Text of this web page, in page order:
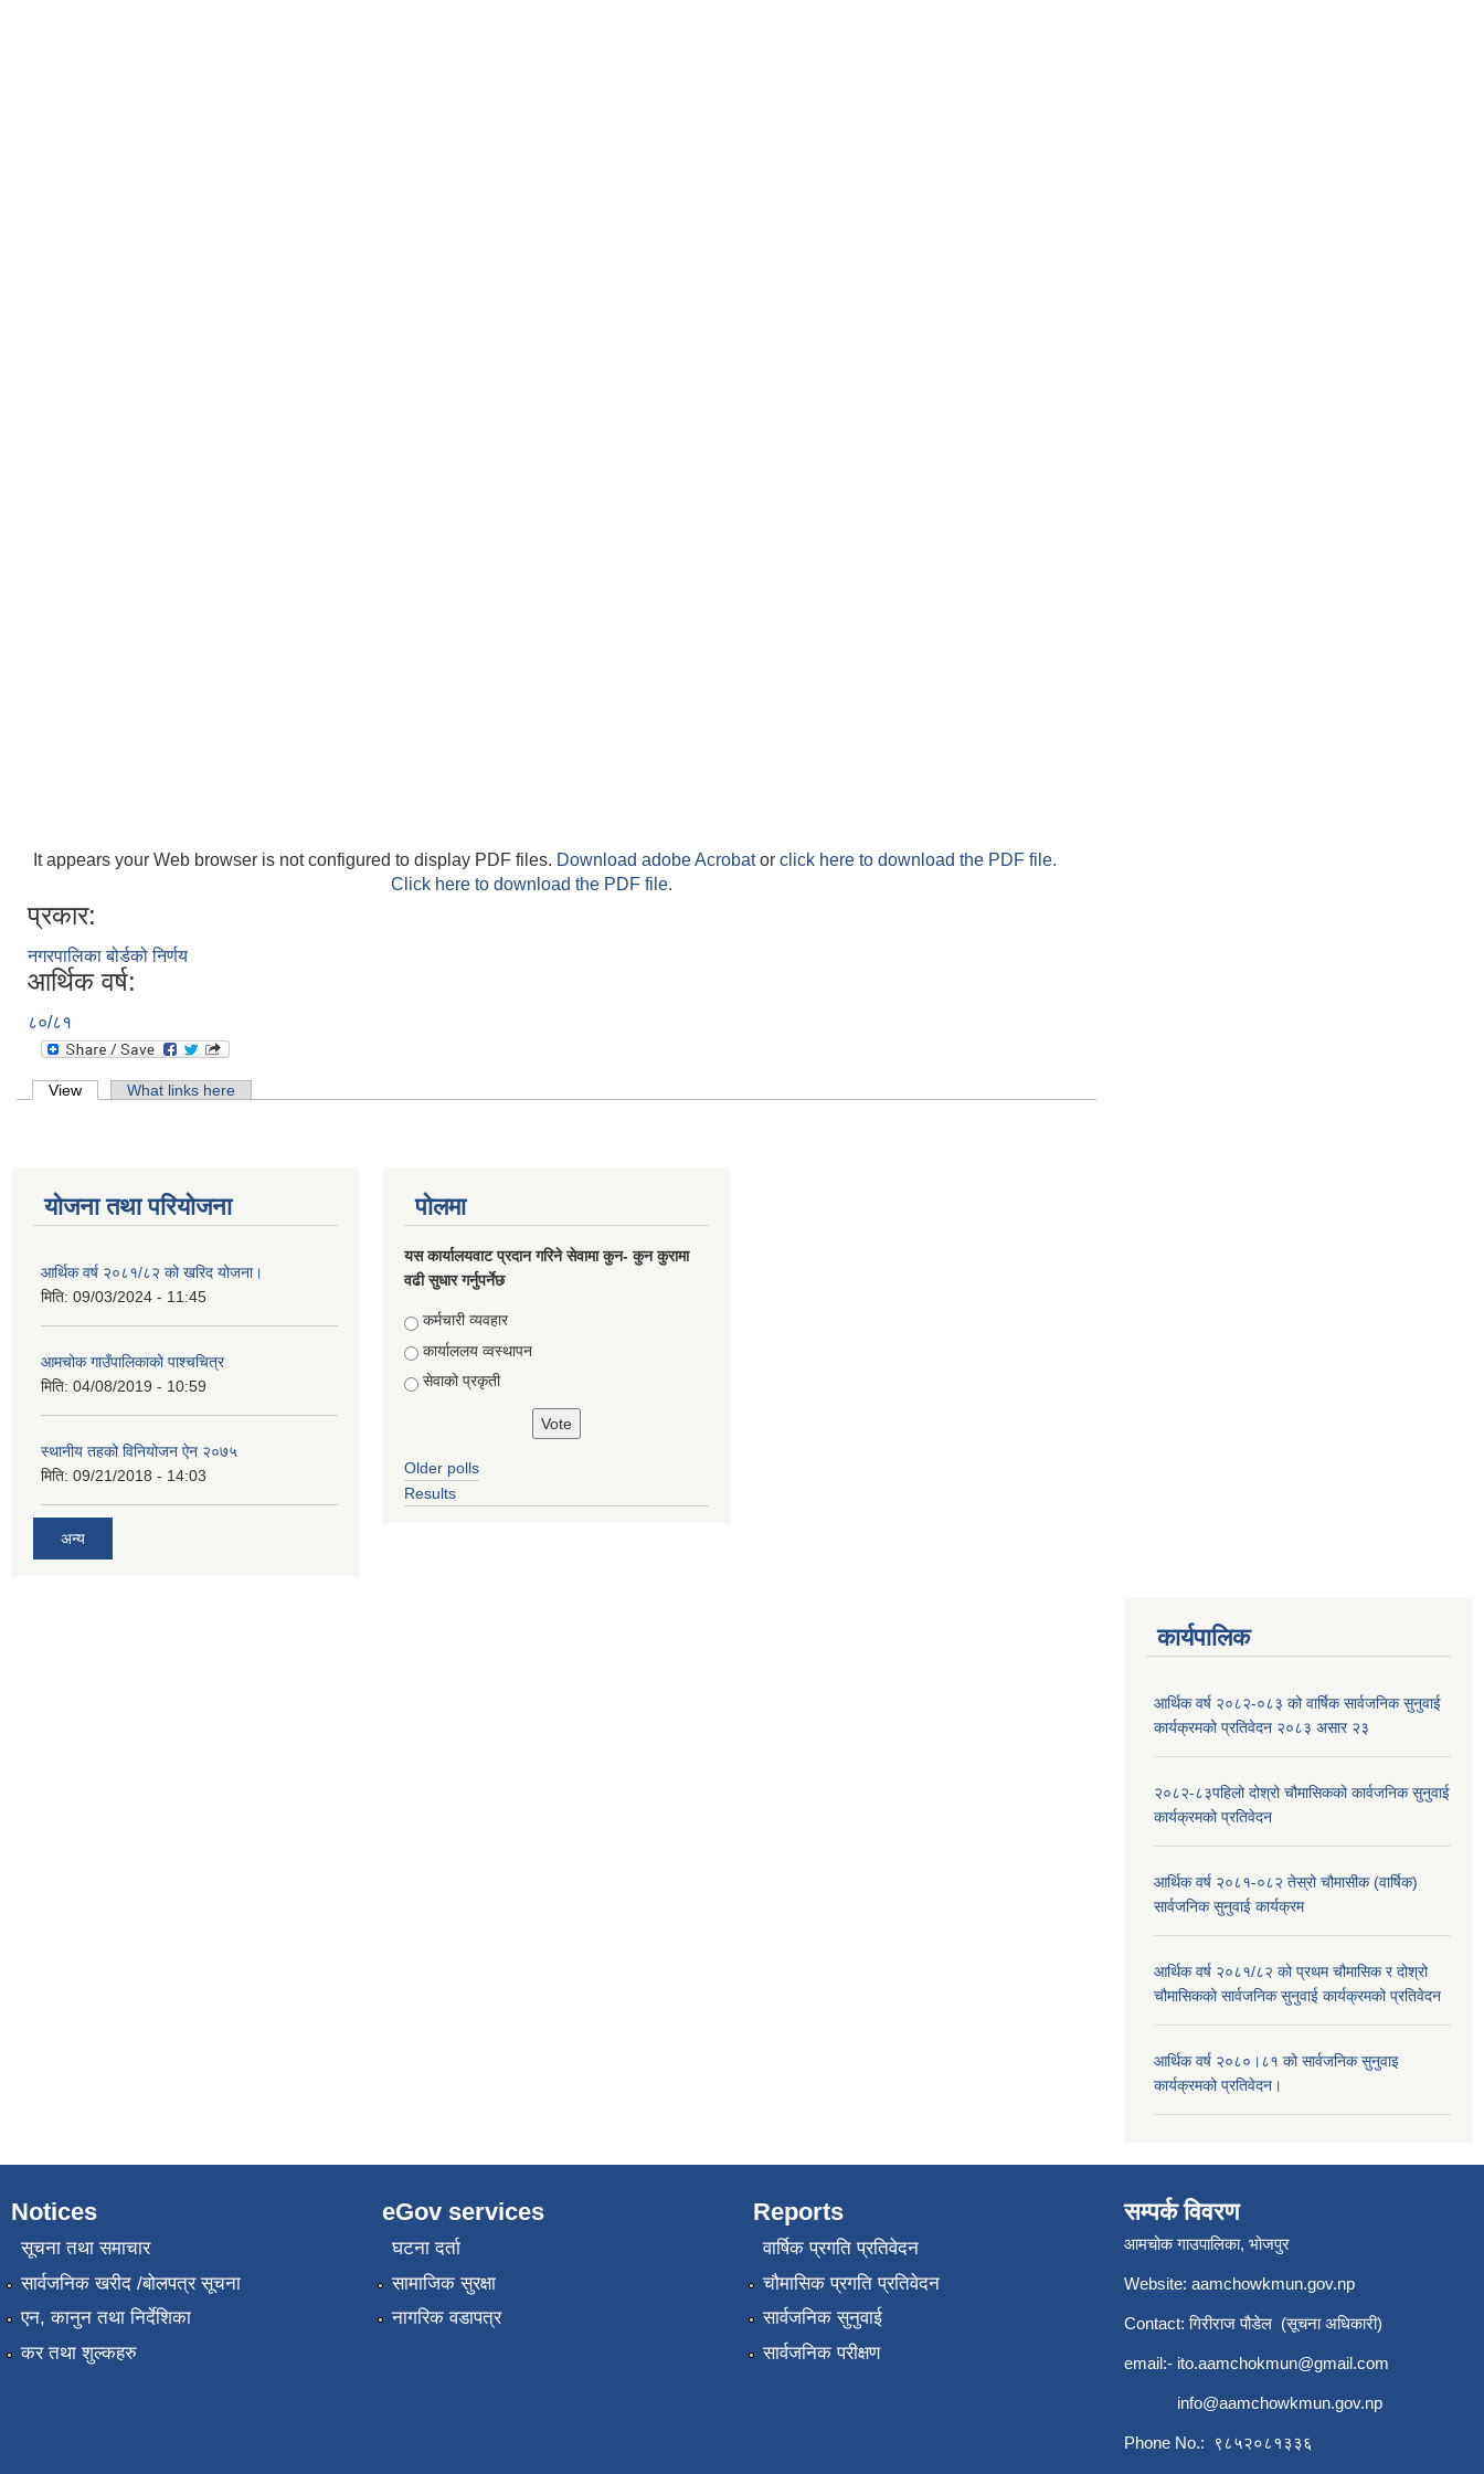
It appears your Web browser is not configured to display PDF files. Download adobe Acrobator click here to download the PDF file.
Click here to download the PDF file.
प्रकार:
नगरपालिका बोर्डको निर्णय
आर्थिक वर्ष:
८०/८१
Primary tabs
View (active tab)What links here
योजना तथा परियोजना
आर्थिक वर्ष २०८१/८२ को खरिद योजना।
मिति: 09/03/2024 - 11:45
आमचोक गाउँपालिकाको पाश्चचित्र
मिति: 04/08/2019 - 10:59
स्थानीय तहको विनियोजन ऐन २०७५
मिति: 09/21/2018 - 14:03
अन्य
पोलमा
यस कार्यालयवाट प्रदान गरिने सेवामा कुन- कुन कुरामा
वढी सुधार गर्नुपर्नेछ
Choices
कर्मचारी व्यवहार
कार्याललय व्वस्थापन
सेवाको प्रकृती
Older polls
Results
कार्यपालिक
आर्थिक वर्ष २०८२-०८३ को वार्षिक सार्वजनिक सुनुवाई
कार्यक्रमको प्रतिवेदन २०८३ असार २३
२०८२-८३पहिलो दोश्रो चौमासिकको कार्वजनिक सुनुवाई
कार्यक्रमको प्रतिवेदन
आर्थिक वर्ष २०८१-०८२ तेस्रो चौमासीक (वार्षिक)
सार्वजनिक सुनुवाई कार्यक्रम
आर्थिक वर्ष २०८१/८२ को प्रथम चौमासिक र दोश्रो
चौमासिकको सार्वजनिक सुनुवाई कार्यक्रमको प्रतिवेदन
आर्थिक वर्ष २०८०।८१ को सार्वजनिक सुनुवाइ
कार्यक्रमको प्रतिवेदन।
Notices
सूचना तथा समाचार
सार्वजनिक खरीद /बोलपत्र सूचना
एन, कानुन तथा निर्देशिका
कर तथा शुल्कहरु
eGov services
घटना दर्ता
सामाजिक सुरक्षा
नागरिक वडापत्र
Reports
वार्षिक प्रगति प्रतिवेदन
चौमासिक प्रगति प्रतिवेदन
सार्वजनिक सुनुवाई
सार्वजनिक परीक्षण
सम्पर्क विवरण
आमचोक गाउपालिका, भोजपुर
Website: aamchowkmun.gov.np
Contact: गिरीराज पौडेल (सूचना अधिकारी)
email:- ito.aamchokmun@gmail.com
info@aamchowkmun.gov.np
Phone No.: ९८५२०८१३३६